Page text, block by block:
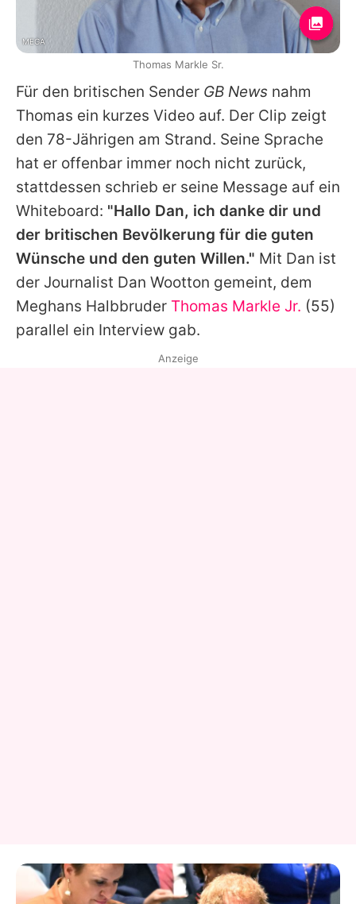
Für den britischen Sender GB News nahm
Thomas ein kurzes Video auf. Der Clip zeigt
den 78-Jährigen am Strand. Seine Sprache
hat er offenbar immer noch nicht zurück,
stattdessen schrieb er seine Message auf ein
Whiteboard: "Hallo Dan, ich danke dir und
der britischen Bevölkerung für die guten
Wünsche und den guten Willen." Mit Dan ist
der Journalist Dan Wootton gemeint, dem
Meghans Halbbruder Thomas Markle Jr. (55)
parallel ein Interview gab.
MEGA
Thomas Markle Sr.
Anzeige